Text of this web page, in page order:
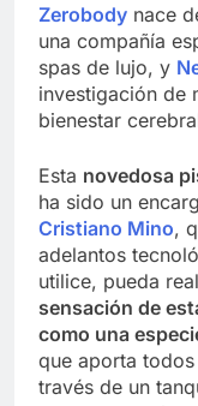
Zerobody nace
una compañía
spas de lujo, y
investigación de
bienestar
Esta novedosa
ha sido un
Cristiano Mino,
adelantos
utilice, pueda
sensación de
como una
que aporta
través de un